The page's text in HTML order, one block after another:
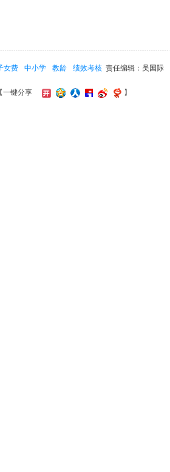
责任编辑：吴国际
女费 中小学 教龄 绩效考核
【一键分享 】